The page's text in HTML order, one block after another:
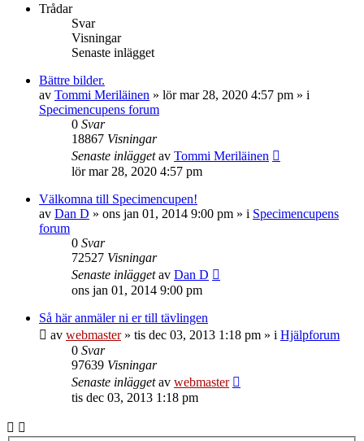
Trådar
Svar
Visningar
Senaste inlägget
Bättre bilder.
av Tommi Meriläinen » lör mar 28, 2020 4:57 pm » i
Specimencupens forum
0 Svar
18867 Visningar
Senaste inläggetav Tommi Meriläinen
lör mar 28, 2020 4:57 pm
Välkomna till Specimencupen!
av Dan D » ons jan 01, 2014 9:00 pm » i Specimencupens
forum
0 Svar
72527 Visningar
Senaste inläggetav Dan D
ons jan 01, 2014 9:00 pm
Så här anmäler ni er till tävlingen
av webmaster» tis dec 03, 2013 1:18 pm » i Hjälpforum
0 Svar
97639 Visningar
Senaste inläggetav webmaster
tis dec 03, 2013 1:18 pm